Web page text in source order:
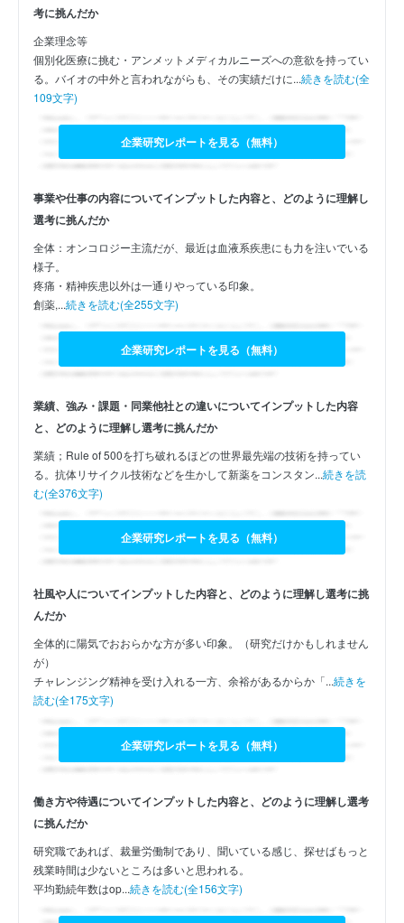
考に挑んだか
企業理念等
個別化医療に挑む・アンメットメディカルニーズへの意欲を持ってい
る。バイオの中外と言われながらも、その実績だけに...続きを読む(全
109文字)
企業研究レポートを見る（無料）
事業や仕事の内容についてインプットした内容と、どのように理解し
選考に挑んだか
全体：オンコロジー主流だが、最近は血液系疾患にも力を注いでいる
様子。
疼痛・精神疾患以外は一通りやっている印象。
創薬,...続きを読む(全255文字)
企業研究レポートを見る（無料）
業績、強み・課題・同業他社との違いについてインプットした内容
と、どのように理解し選考に挑んだか
業績；Rule of 500を打ち破れるほどの世界最先端の技術を持ってい
る。抗体リサイクル技術などを生かして新薬をコンスタン...続きを読
む(全376文字)
企業研究レポートを見る（無料）
社風や人についてインプットした内容と、どのように理解し選考に挑
んだか
全体的に陽気でおおらかな方が多い印象。（研究だけかもしれません
が）
チャレンジング精神を受け入れる一方、余裕があるからか「...続きを
読む(全175文字)
企業研究レポートを見る（無料）
働き方や待遇についてインプットした内容と、どのように理解し選考
に挑んだか
研究職であれば、裁量労働制であり、聞いている感じ、探せばもっと
残業時間は少ないところは多いと思われる。
平均勤続年数はop...続きを読む(全156文字)